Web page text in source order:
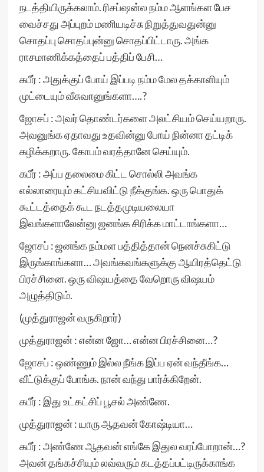
நடத்தியிருக்கலாம். ரிசப்ஷன்ல நம்ம ஆளங்கள பேச
வைச்சது அப்புறம் மணியடிச்சு நிறுத்துவதுன்னு
சொதப்பு சொதப்புன்னு சொதப்பிட்டாரு. அங்க
ராசமாணிக்கத்தைப் பத்திப் பேசி…
கபீர் : அதுக்குப் போய் இப்படி நம்ம மேல தக்காளியும்
முட்டையும் வீசுவானுங்களா….?
ஜோசப் : அவர் தொண்டர்களை அலட்சியம் செய்யறாரு.
அவனுங்க ஏதாவது உதவின்னு போய் நின்னா தட்டிக்
கழிக்கறாரு. கோபம் வரத்தானே செய்யும்.
கபீர் : அப்ப தலைமை கிட்ட சொல்லி அவங்க
எல்லாரையும் கட்சியவிட்டு நீக்குங்க. ஒரு பொதுக்
கூட்டத்தைக் கூட நடத்தமுடியலையா
இவங்களாலேன்னு ஜனங்க சிரிக்க மாட்டாங்களா…
ஜோசப் : ஜனங்க நம்மள பத்தித்தான் நெனச்சுகிட்டு
இருங்காங்களா… அவங்கவங்களுக்கு ஆயிரத்தெட்டு
பிரச்சினை. ஒரு விஷயத்தை வேறொரு விஷயம்
அழுத்திடும்.
(முத்துராஜன் வருகிறார்)
முத்துராஜன் : என்ன ஜோ… என்ன பிரச்சினை…?
ஜோசப் : ஒண்ணும் இல்ல நீங்க இப்ப ஏன் வந்தீங்க…
வீட்டுக்குப் போங்க. நான் வந்து பார்க்கிறேன்.
கபீர் : இது உட்கட்சிப் பூசல் அண்ணே.
முத்துராஜன் : யாரு ஆதவன் கோஷ்டியா…
கபீர் : அண்ணே ஆதவன் எங்கே இதுல வரப்போறான்…?
அவன் தங்கச்சியும் லவ்வரும் கடத்தப்பட்டிருக்காங்க